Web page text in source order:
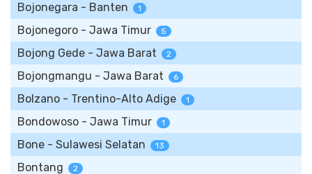
Bojonegara - Banten 1
Bojonegoro - Jawa Timur 5
Bojong Gede - Jawa Barat 2
Bojongmangu - Jawa Barat 6
Bolzano - Trentino-Alto Adige 1
Bondowoso - Jawa Timur 1
Bone - Sulawesi Selatan 13
Bontang 2